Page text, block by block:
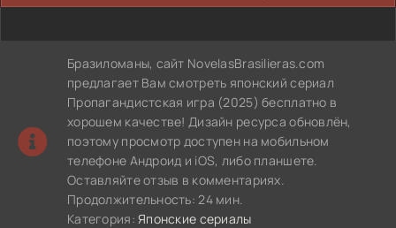
Бразиломаны, сайт NovelasBrasilieras.com
предлагает Вам смотреть японский сериал
Пропагандистская игра (2025) бесплатно в
хорошем качестве! Дизайн ресурса обновлён,
поэтому просмотр доступен на мобильном
телефоне Андроид и iOS, либо планшете.
Оставляйте отзыв в комментариях.
Продолжительность: 24 мин.
Категория:Японские сериалы